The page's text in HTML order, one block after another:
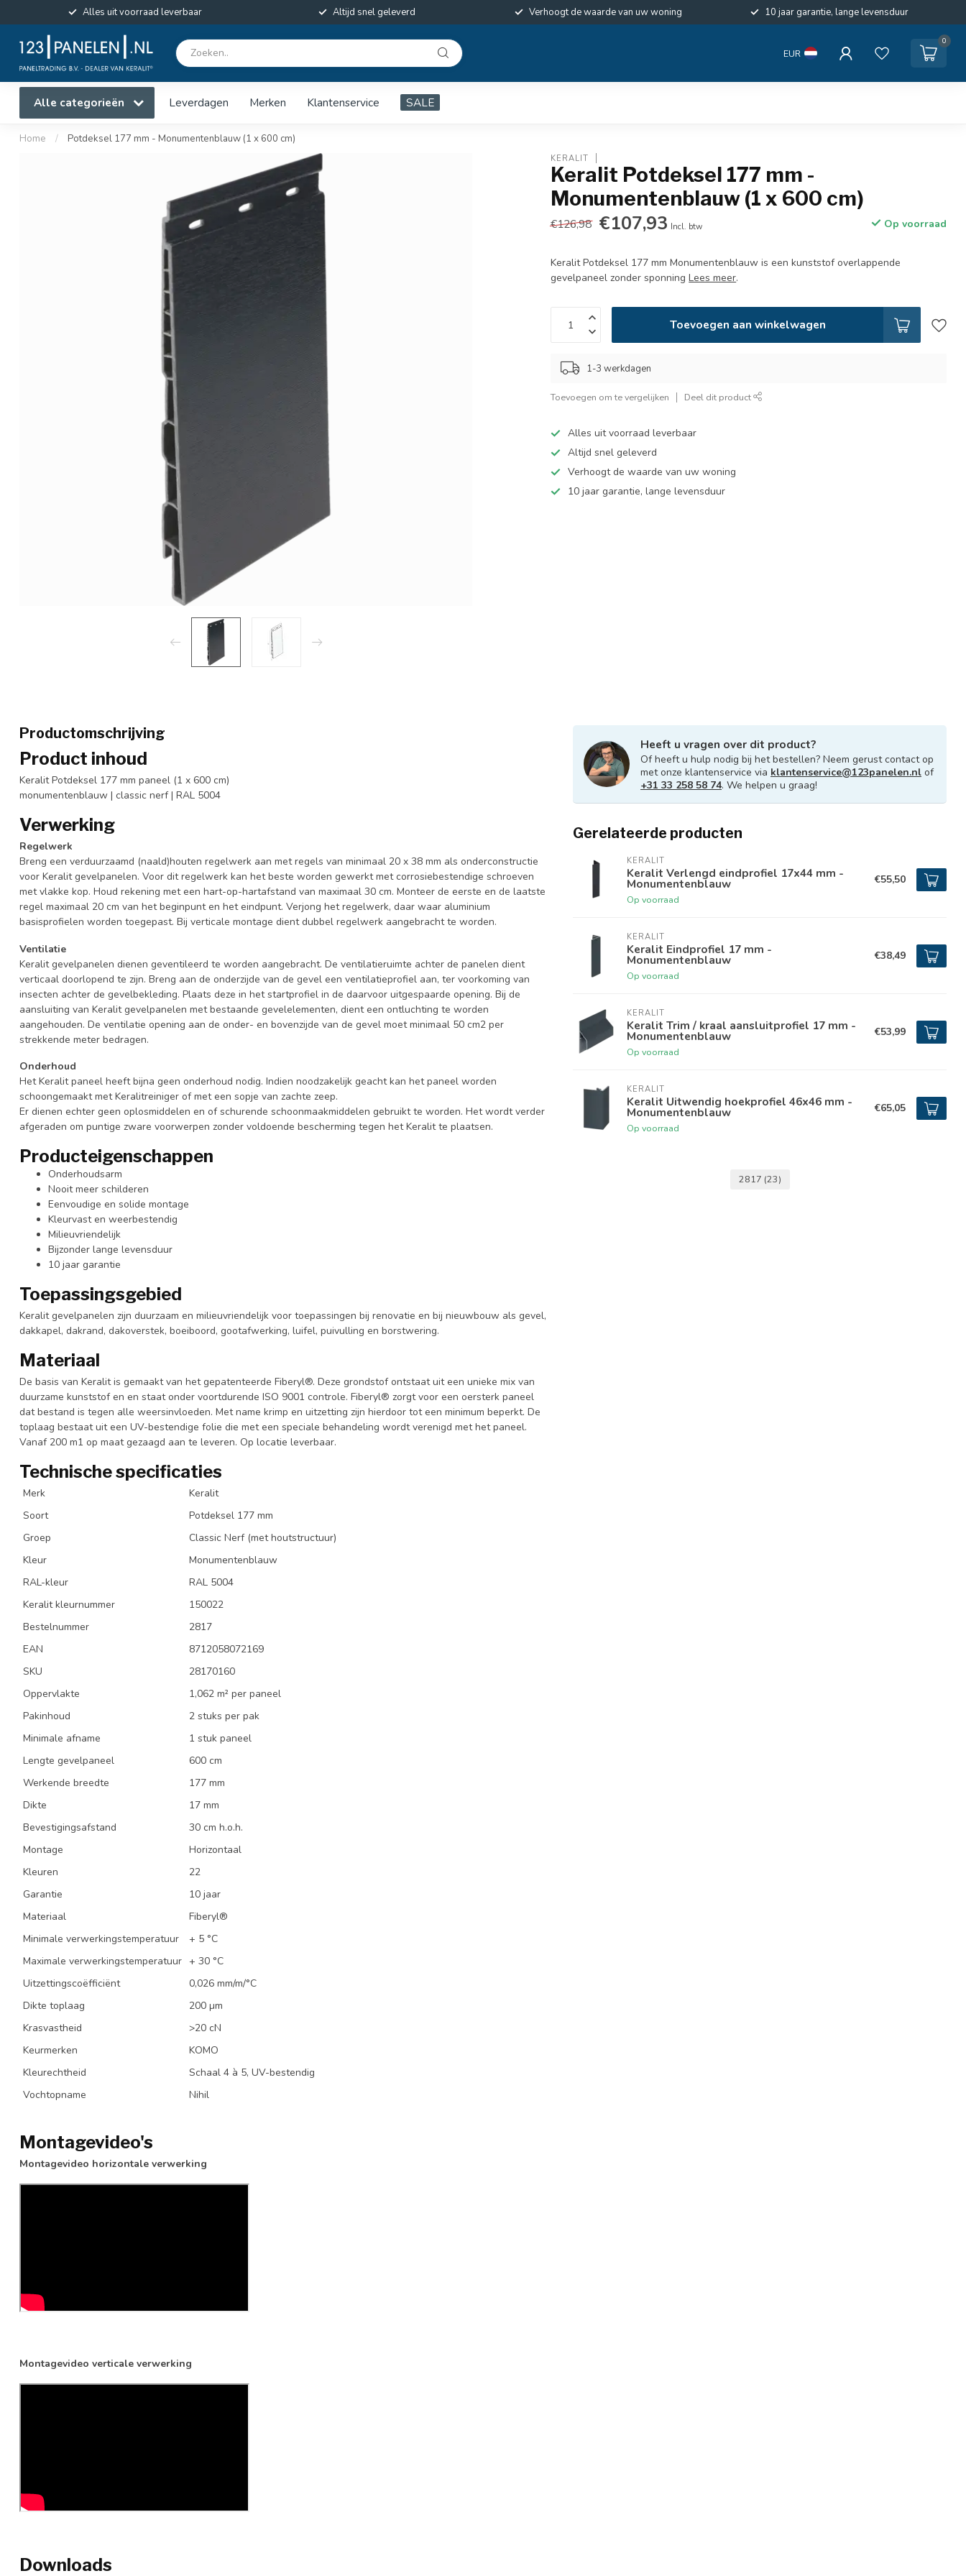
Alles uit voorraad leverbaar Altijd snel geleverd Verhoogt de waarde van uw woning 10 jaar garantie, lange levensduur
EUR
0
Alle categorieën Leverdagen Merken Klantenservice SALE
Home / Potdeksel 177 mm - Monumentenblauw (1 x 600 cm)
KERALIT
Keralit Potdeksel 177 mm -
Monumentenblauw (1 x 600 cm)
€126,98 €107,93 Incl. btw Op voorraad
Keralit Potdeksel 177 mm Monumentenblauw is een kunststof overlappende
gevelpaneel zonder sponningLees meer.
Toevoegen aan winkelwagen
1-3 werkdagen
Toevoegen om te vergelijken Deel dit product
Alles uit voorraad leverbaar
Altijd snel geleverd
Verhoogt de waarde van uw woning
10 jaar garantie, lange levensduur
Productomschrijving
Product inhoud
Keralit Potdeksel 177 mm paneel (1 x 600 cm)
monumentenblauw | classic nerf | RAL 5004
Verwerking
Regelwerk
Breng een verduurzaamd (naald)houten regelwerk aan met regels van minimaal 20 x 38 mm als onderconstructie
voor Keralit gevelpanelen. Voor dit regelwerk kan het beste worden gewerkt met corrosiebestendige schroeven
met vlakke kop. Houd rekening met een hart-op-hartafstand van maximaal 30 cm. Monteer de eerste en de laatste
regel maximaal 20 cm van het beginpunt en het eindpunt. Verjong het regelwerk, daar waar aluminium
basisprofielen worden toegepast. Bij verticale montage dient dubbel regelwerk aangebracht te worden.
Ventilatie
Keralit gevelpanelen dienen geventileerd te worden aangebracht. De ventilatieruimte achter de panelen dient
verticaal doorlopend te zijn. Breng aan de onderzijde van de gevel een ventilatieprofiel aan, ter voorkoming van
insecten achter de gevelbekleding. Plaats deze in het startprofiel in de daarvoor uitgespaarde opening. Bij de
aansluiting van Keralit gevelpanelen met bestaande gevelelementen, dient een ontluchting te worden
aangehouden. De ventilatie opening aan de onder- en bovenzijde van de gevel moet minimaal 50 cm2 per
strekkende meter bedragen.
Onderhoud
Het Keralit paneel heeft bijna geen onderhoud nodig. Indien noodzakelijk geacht kan het paneel worden
schoongemaakt met Keralitreiniger of met een sopje van zachte zeep.
Er dienen echter geen oplosmiddelen en of schurende schoonmaakmiddelen gebruikt te worden. Het wordt verder
afgeraden om puntige zware voorwerpen zonder voldoende bescherming tegen het Keralit te plaatsen.
Producteigenschappen
Onderhoudsarm
Nooit meer schilderen
Eenvoudige en solide montage
Kleurvast en weerbestendig
Milieuvriendelijk
Bijzonder lange levensduur
10 jaar garantie
Toepassingsgebied
Keralit gevelpanelen zijn duurzaam en milieuvriendelijk voor toepassingen bij renovatie en bij nieuwbouw als gevel,
dakkapel, dakrand, dakoverstek, boeiboord, gootafwerking, luifel, puivulling en borstwering.
Materiaal
De basis van Keralit is gemaakt van het gepatenteerde Fiberyl®. Deze grondstof ontstaat uit een unieke mix van
duurzame kunststof en en staat onder voortdurende ISO 9001 controle. Fiberyl® zorgt voor een oersterk paneel
dat bestand is tegen alle weersinvloeden. Met name krimp en uitzetting zijn hierdoor tot een minimum beperkt. De
toplaag bestaat uit een UV-bestendige folie die met een speciale behandeling wordt verenigd met het paneel.
Vanaf 200 m1 op maat gezaagd aan te leveren. Op locatie leverbaar.
Technische specificaties
Merk
Keralit
Soort
Potdeksel 177 mm
Groep
Classic Nerf (met houtstructuur)
Kleur
Monumentenblauw
RAL-kleur
RAL 5004
Keralit kleurnummer
150022
Bestelnummer
2817
EAN
8712058072169
SKU
28170160
Oppervlakte
1,062 m² per paneel
Pakinhoud
2 stuks per pak
Minimale afname
1 stuk paneel
Lengte gevelpaneel
600 cm
Werkende breedte
177 mm
Dikte
17 mm
Bevestigingsafstand
30 cm h.o.h.
Montage
Horizontaal
Kleuren
22
Garantie
10 jaar
Materiaal
Fiberyl®
Minimale verwerkingstemperatuur
+ 5 °C
Maximale verwerkingstemperatuur + 30 °C
Uitzettingscoëfficiënt
0,026 mm/m/°C
Dikte toplaag
200 µm
Krasvastheid
>20 cN
Keurmerken
KOMO
Kleurechtheid
Schaal 4 à 5, UV-bestendig
Vochtopname
Nihil
Montagevideo's
Montagevideo horizontale verwerking
Montagevideo verticale verwerking
Downloads
Heeft u vragen over dit product?
Of heeft u hulp nodig bij het bestellen? Neem gerust contact op
met onze klantenservice via klantenservice@123panelen.nl of
+31 33 258 58 74. We helpen u graag!
Gerelateerde producten
KERALIT
Keralit Verlengd eindprofiel 17x44 mm -
Monumentenblauw
Op voorraad
€55,50
KERALIT
Keralit Eindprofiel 17 mm -
Monumentenblauw
Op voorraad
€38,49
KERALIT
Keralit Trim / kraal aansluitprofiel 17 mm -
Monumentenblauw
Op voorraad
€53,99
KERALIT
Keralit Uitwendig hoekprofiel 46x46 mm -
Monumentenblauw
Op voorraad
€65,05
2817 (23)